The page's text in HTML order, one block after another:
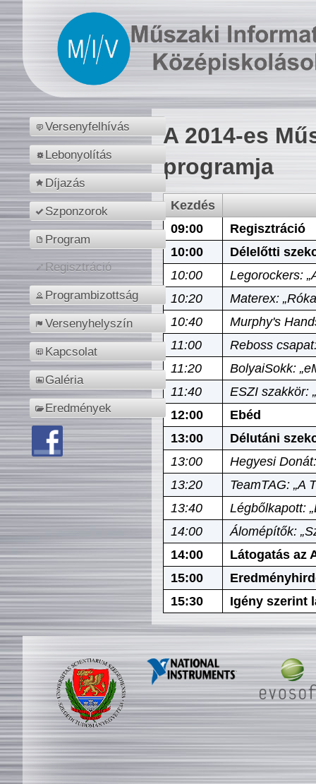
Versenyfelhívás
Lebonyolítás
Díjazás
Szponzorok
Program
Regisztráció
Programbizottság
Versenyhelyszín
Kapcsolat
Galéria
Eredmények
A 2014-es
programja
Kezdés
09:00
Regisztráció
10:00
Délelőtti
10:00
Legorockers:
10:20
Materex:
10:40
Murphy's
11:00
Reboss
11:20
BolyaiSokk:
11:40
ESZI szakkör:
12:00
Ebéd
13:00
Délutáni
13:00
Hegyesi
13:20
TeamTAG: „A
13:40
Légbőlkapott:
14:00
Álomépítők:
14:00
Látogatás az
15:00
15:30
Igény szerint